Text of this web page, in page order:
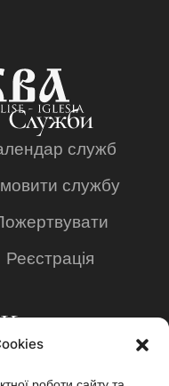
Служби
служб
службу
Реєстрація
Контакти
2234 8095636